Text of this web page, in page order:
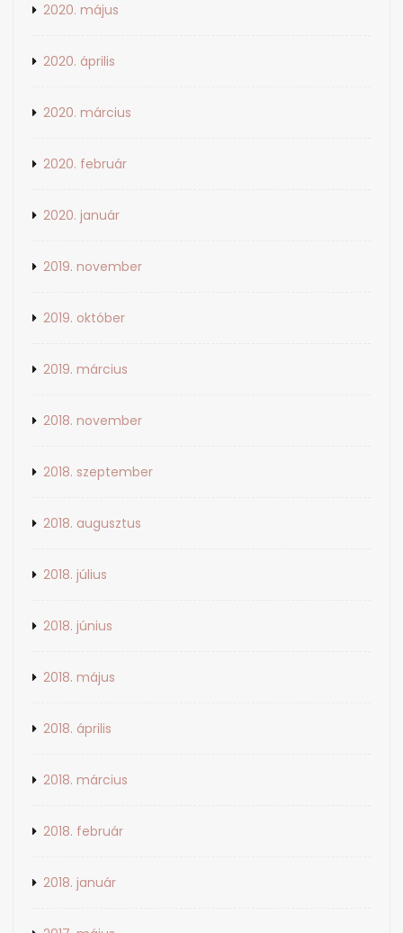
2020. május
2020. április
2020. március
2020. február
2020. január
2019. november
2019. október
2019. március
2018. november
2018. szeptember
2018. augusztus
2018. július
2018. június
2018. május
2018. április
2018. március
2018. február
2018. január